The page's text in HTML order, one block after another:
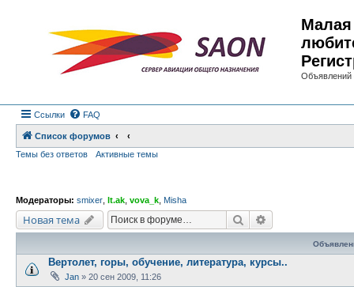
Малая
Объявлений
Ссылки FAQ
Список форумов
Темы без ответов
Активные темы
Модераторы: smixer lt.ak vova_k Misha
Новая тема Поиск
Вертолет, горы, обучение, литература, курсы..
Jan » 20 сен 2009, 11:26